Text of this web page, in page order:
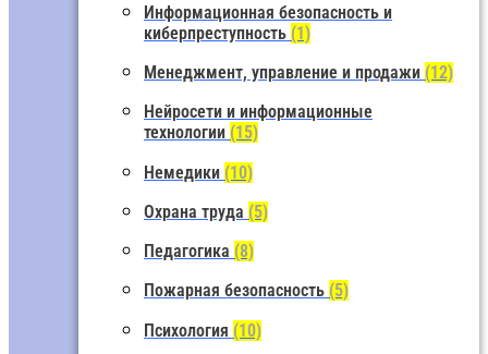
Информационная безопасность и
киберпреступность (1)
Менеджмент, управление и продажи (12)
Нейросети и информационные
технологии (15)
Немедики (10)
Охрана труда (5)
Педагогика (8)
Пожарная безопасность (5)
Психология (10)